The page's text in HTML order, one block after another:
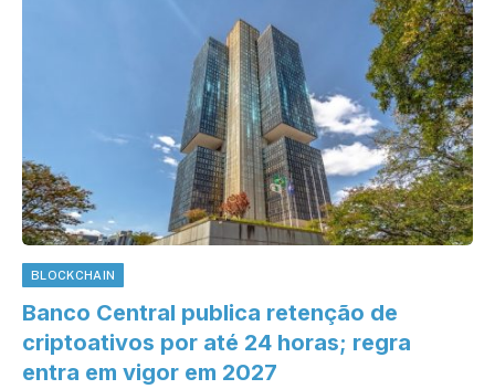
BLOCKCHAIN
Banco Central publica retenção de
criptoativos por até 24 horas; regra
entra em vigor em 2027